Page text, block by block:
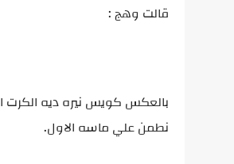
قالت وهج :
بالعكس كويس نيره ديه
نطمن علي ماسه الاول.